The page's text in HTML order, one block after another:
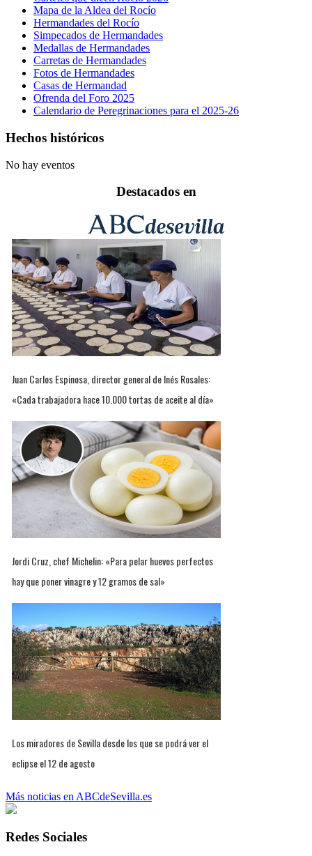
Mapa de la Aldea del Rocío
Hermandades del Rocío
Simpecados de Hermandades
Medallas de Hermandades
Carretas de Hermandades
Fotos de Hermandades
Casas de Hermandad
Ofrenda del Foro 2025
Calendario de Peregrinaciones para el 2025-26
Hechos históricos
No hay eventos
Destacados en
Juan Carlos Espinosa, director general de Inés Rosales:
«Cada trabajadora hace 10.000 tortas de aceite al día»
Jordi Cruz, chef Michelin: «Para pelar huevos perfectos
hay que poner vinagre y 12 gramos de sal»
Los miradores de Sevilla desde los que se podrá ver el
eclipse el 12 de agosto
Más noticias en ABCdeSevilla.es
Redes Sociales